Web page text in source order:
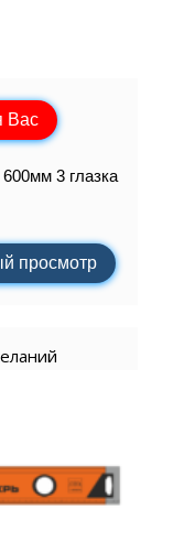
Вас
3 глазка
просмотр